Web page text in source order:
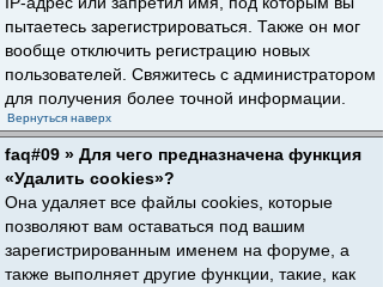
пытаетесь зарегистрироваться. Также он мог
вообще отключить регистрацию новых
пользователей. Свяжитесь с администратором
для получения более точной информации.
Вернуться наверх
faq#09 » Для чего предназначена функция
«Удалить cookies»?
Она удаляет все файлы cookies, которые
позволяют вам оставаться под вашим
зарегистрированным именем на форуме, а
также выполняет другие функции, такие, как